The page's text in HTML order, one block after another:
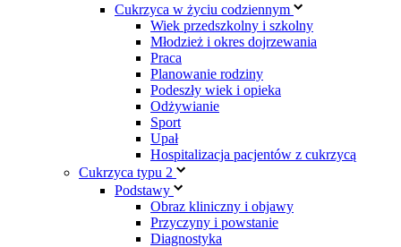
Cukrzyca w życiu codziennym
Wiek przedszkolny i szkolny
Młodzież i okres dojrzewania
Praca
Planowanie rodziny
Podeszły wiek i opieka
Odżywianie
Sport
Upał
Hospitalizacja pacjentów z cukrzycą
Cukrzyca typu 2
Podstawy
Obraz kliniczny i objawy
Przyczyny i powstanie
Diagnostyka